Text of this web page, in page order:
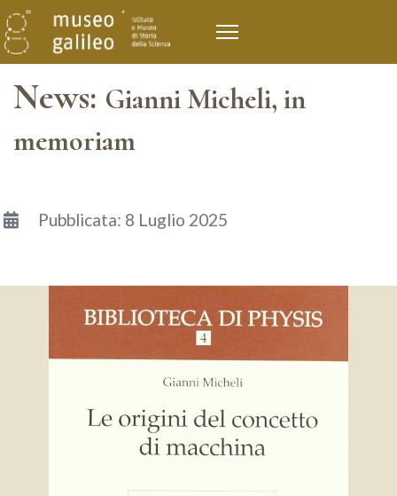
News: Gianni Micheli, in
memoriam
DettagliPubblicata: 8 Luglio 2025